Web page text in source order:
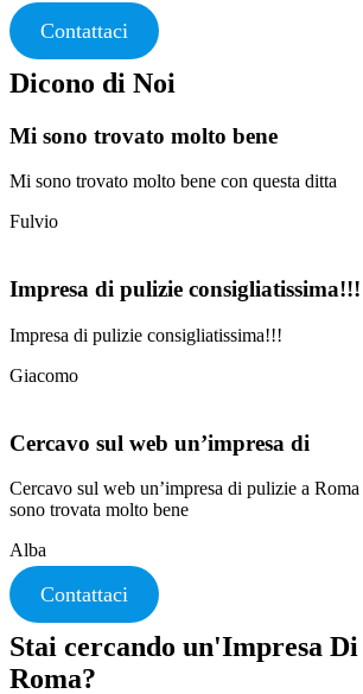
Contattaci
Dicono di Noi
Mi sono trovato molto bene
Mi sono trovato molto bene con questa ditta
Fulvio
Impresa di pulizie consigliatissima!!!
Impresa di pulizie consigliatissima!!!
Giacomo
Cercavo sul web un’impresa di
Cercavo sul web un’impresa di pulizie a
sono trovata molto bene
Alba
Contattaci
Stai cercando un'Impresa
Roma?